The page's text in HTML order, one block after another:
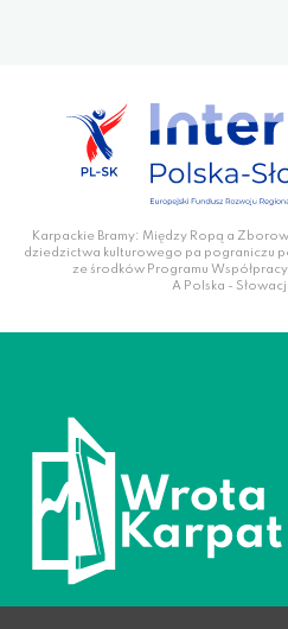
Karpackie Bramy: Między Ropą a
dziedzictwa kulturowego pa pograniczu
ze środków Programu
A Polska -